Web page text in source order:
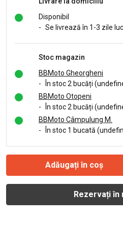
Disponibil
- Se livrează în 1-3 zile
Stoc magazin
BBMoto Gheorgheni
-
În stoc 2 bucăți
BBMoto Otopeni
-
În stoc 2 bucăți
BBMoto Câmpulung M.
-
În stoc 1 bucată
Adăugați în coș
Rezervați în